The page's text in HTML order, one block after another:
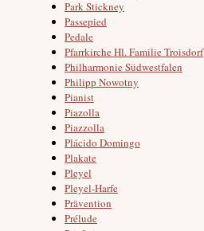
Park Stickney
Passepied
Pedale
Pfarrkirche Hl. Familie Troisdorf
Philharmonie Südwestfalen
Philipp Nowotny
Pianist
Piazolla
Piazzolla
Plácido Domingo
Plakate
Pleyel
Pleyel-Harfe
Prävention
Prélude